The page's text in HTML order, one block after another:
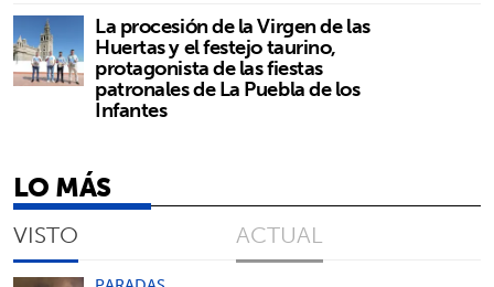
La procesión de la Virgen de las
Huertas y el festejo taurino,
protagonista de las fiestas
patronales de La Puebla de los
Infantes
LO MÁS
VISTO ACTUAL